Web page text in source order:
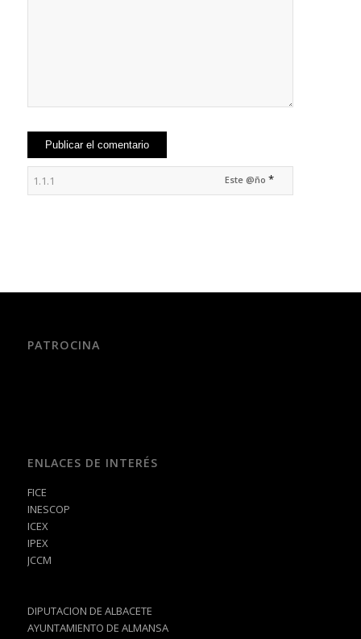
Este @ño *
PATROCINA
ENLACES DE INTERÉS
FICE
INESCOP
ICEX
IPEX
JCCM
DIPUTACION DE ALBACETE
AYUNTAMIENTO DE ALMANSA